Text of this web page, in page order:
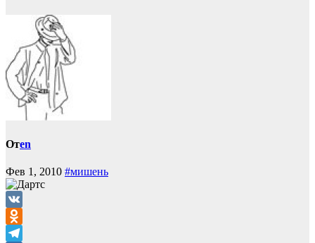
Отen
Фев 1, 2010 #мишень
VK
Odnoklassniki